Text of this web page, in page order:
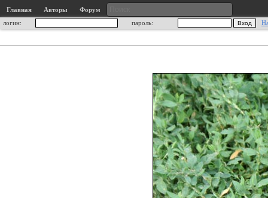
Главная Авторы
Форум
логин:
пароль: